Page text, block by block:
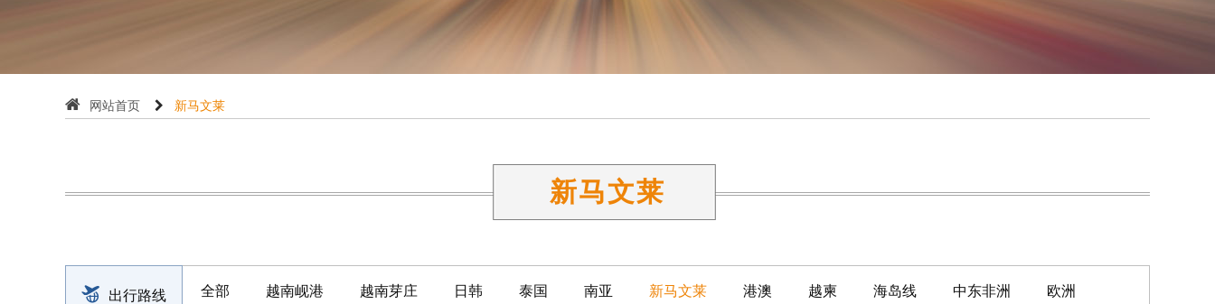
网站首页 新马文莱
新马文莱
出行路线 全部 越南岘港 越南芽庄 日韩 泰国 南亚 新马文莱 港澳 越柬 海岛线 中东非洲
欧洲